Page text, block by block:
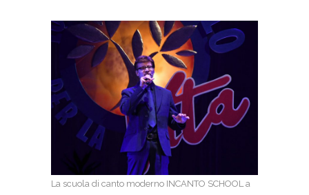
La scuola di canto moderno INCANTO SCHOOL a